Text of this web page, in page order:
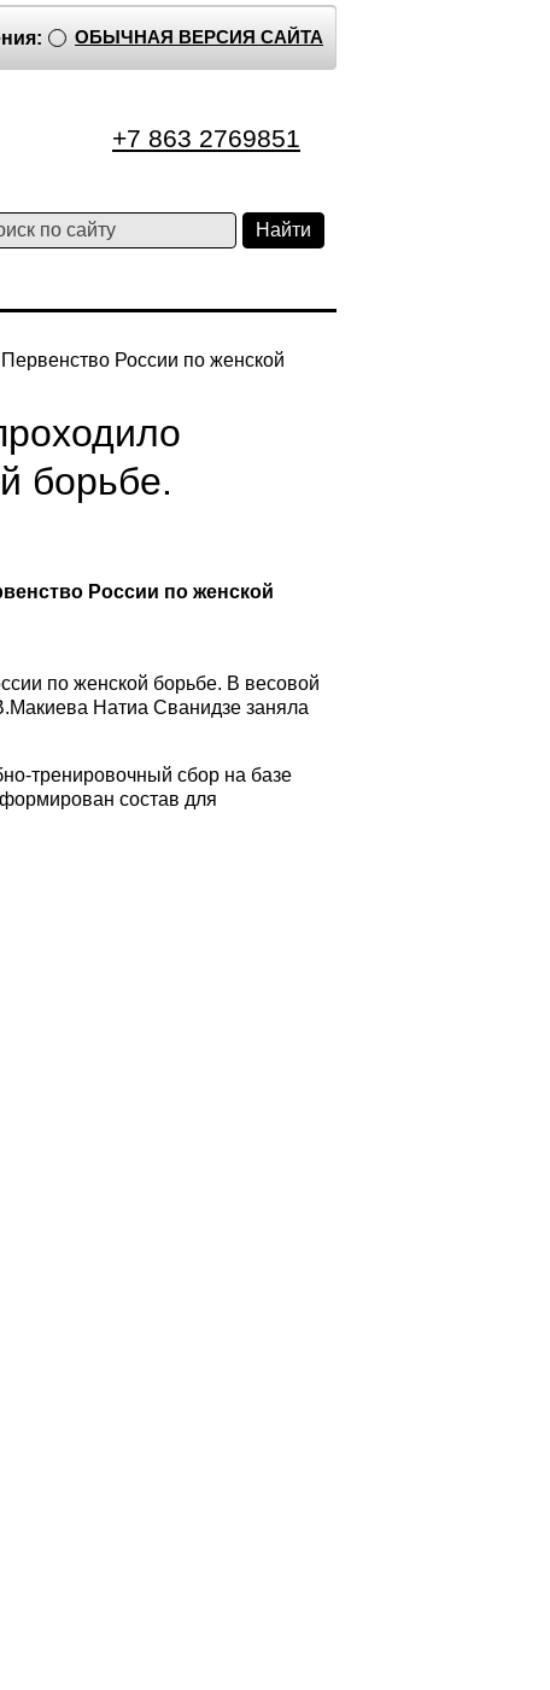
ОБЫЧНАЯ ВЕРСИЯ САЙТА
+7 863 2769851
России по женской
борьбе.
России по женской
по женской борьбе. В весовой
Натиа Сванидзе заняла
тренировочный сбор на базе
состав для